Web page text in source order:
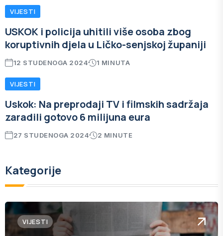
VIJESTI
USKOK i policija uhitili više osoba zbog
koruptivnih djela u Ličko-senjskoj županiji
12 STUDENOGA 2024 1 MINUTA
VIJESTI
Uskok: Na preprodaji TV i filmskih sadržaja
zaradili gotovo 6 milijuna eura
27 STUDENOGA 2024 2 MINUTE
Kategorije
VIJESTI